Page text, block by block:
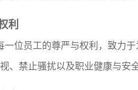
利
一位员工的尊严与权利，致力
、禁止骚扰以及职业健康与安